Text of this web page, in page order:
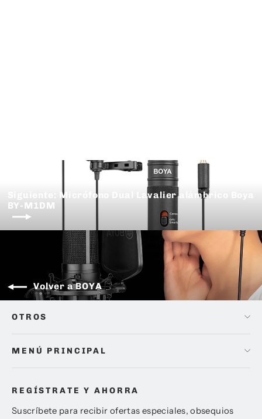
Siguiente: Micrófono Dual Lavalier alámbrico Boya
BY-M1DM
Volver a BOYA
OTROS
MENÚ PRINCIPAL
REGÍSTRATE Y AHORRA
Suscríbete para recibir ofertas especiales, obsequios